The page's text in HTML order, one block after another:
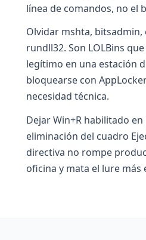
línea de comandos, no el
Olvidar mshta,
rundll32. Son LOLBins
legítimo en una estación
bloquearse con
necesidad técnica.
Dejar Win+R habilitado
eliminación del cuadro
directiva no rompe
oficina y mata el lure más